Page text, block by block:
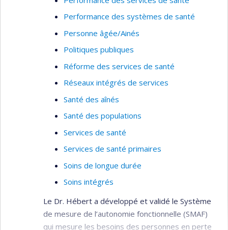
Performance des systèmes de santé
Personne âgée/Ainés
Politiques publiques
Réforme des services de santé
Réseaux intégrés de services
Santé des aînés
Santé des populations
Services de santé
Services de santé primaires
Soins de longue durée
Soins intégrés
Le Dr. Hébert a développé et validé le Système
de mesure de l’autonomie fonctionnelle (SMAF)
qui mesure les besoins des personnes en perte